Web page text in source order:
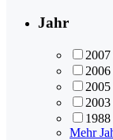
Jahr
2007
2006
2005
2003
1988
Mehr